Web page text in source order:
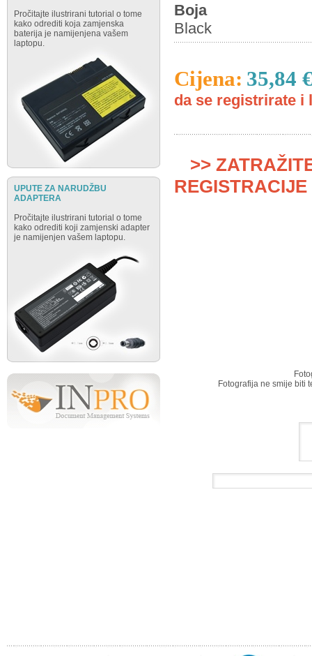
Pročitajte ilustrirani tutorial o tome
kako odrediti koja zamjenska
baterija je namijenjena vašem
laptopu.
UPUTE ZA NARUDŽBU
ADAPTERA
Pročitajte ilustrirani tutorial o tome
kako odrediti koji zamjenski adapter
je namijenjen vašem laptopu.
Boja
Black
Cijena: 35,84
da se registrirate i
>>
Fotografija ne smije biti